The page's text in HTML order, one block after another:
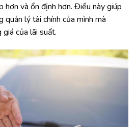
và ổn định hơn. Điều này giúp
lý tài chính của mình mà
của lãi suất.